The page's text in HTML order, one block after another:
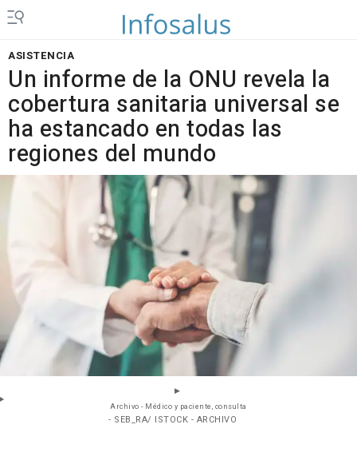
ASISTENCIA
Un informe de la ONU revela la
cobertura sanitaria universal se
ha estancado en todas las
regiones del mundo
Archivo - Médico y paciente, consulta
- SEB_RA/ ISTOCK - ARCHIVO